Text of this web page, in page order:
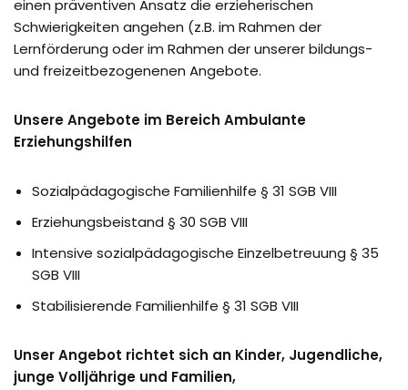
einen präventiven Ansatz die erzieherischen
Schwierigkeiten angehen (z.B. im Rahmen der
Lernförderung oder im Rahmen der unserer bildungs-
und freizeitbezogenenen Angebote.
Unsere Angebote im Bereich Ambulante
Erziehungshilfen
Sozialpädagogische Familienhilfe § 31 SGB VIII
Erziehungsbeistand § 30 SGB VIII
Intensive sozialpädagogische Einzelbetreuung § 35
SGB VIII
Stabilisierende Familienhilfe § 31 SGB VIII
Unser Angebot richtet sich an Kinder, Jugendliche,
junge Volljährige und Familien,